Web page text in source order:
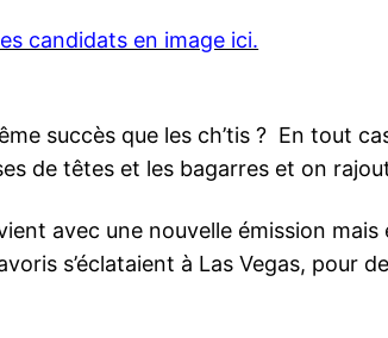
candidats en image ici.
succès que les ch’tis ? En tout
de têtes et les bagarres et on
avec une nouvelle émission
s’éclataient à Las Vegas, pour